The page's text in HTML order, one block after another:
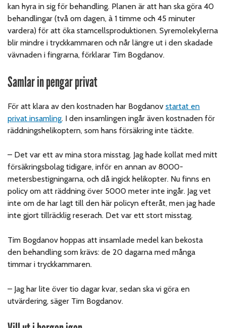
kan hyra in sig för behandling. Planen är att han ska göra 40
behandlingar (två om dagen, à 1 timme och 45 minuter
vardera) för att öka stamcellsproduktionen. Syremolekylerna
blir mindre i tryckkammaren och når längre ut i den skadade
vävnaden i fingrarna, förklarar Tim Bogdanov.
Samlar in pengar privat
För att klara av den kostnaden har Bogdanovstartat en
privat insamling. I den insamlingen ingår även kostnaden för
räddningshelikoptern, som hans försäkring inte täckte.
– Det var ett av mina stora misstag. Jag hade kollat med mitt
försäkringsbolag tidigare, inför en annan av 8000-
metersbestigningarna, och då ingick helikopter. Nu finns en
policy om att räddning över 5000 meter inte ingår. Jag vet
inte om de har lagt till den här policyn efteråt, men jag hade
inte gjort tillräcklig reserach. Det var ett stort misstag.
Tim Bogdanov hoppas att insamlade medel kan bekosta
den behandling som krävs: de 20 dagarna med många
timmar i tryckkammaren.
– Jag har lite över tio dagar kvar, sedan ska vi göra en
utvärdering, säger Tim Bogdanov.